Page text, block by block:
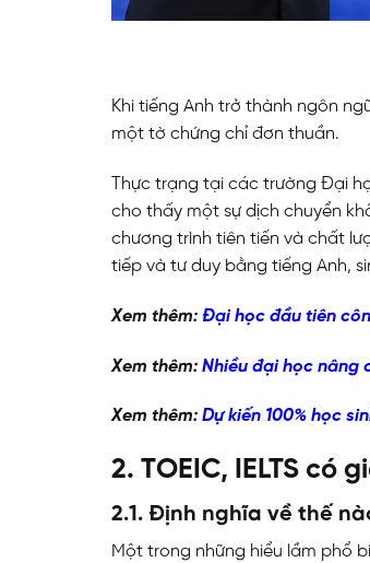
Khi tiếng Anh trở thành ngôn
một tờ chứng chỉ đơn thuần.
Thực trạng tại các trường Đại
cho thấy một sự dịch chuyển
chương trình tiên tiến và chất
tiếp và tư duy bằng tiếng Anh,
Xem thêm: Đại học đầu tiên
Xem thêm: Nhiều đại học nâng
Xem thêm: Dự kiến 100% học
2. TOEIC, IELTS có
2.1. Định nghĩa về thế
Một trong những hiểu lầm phổ